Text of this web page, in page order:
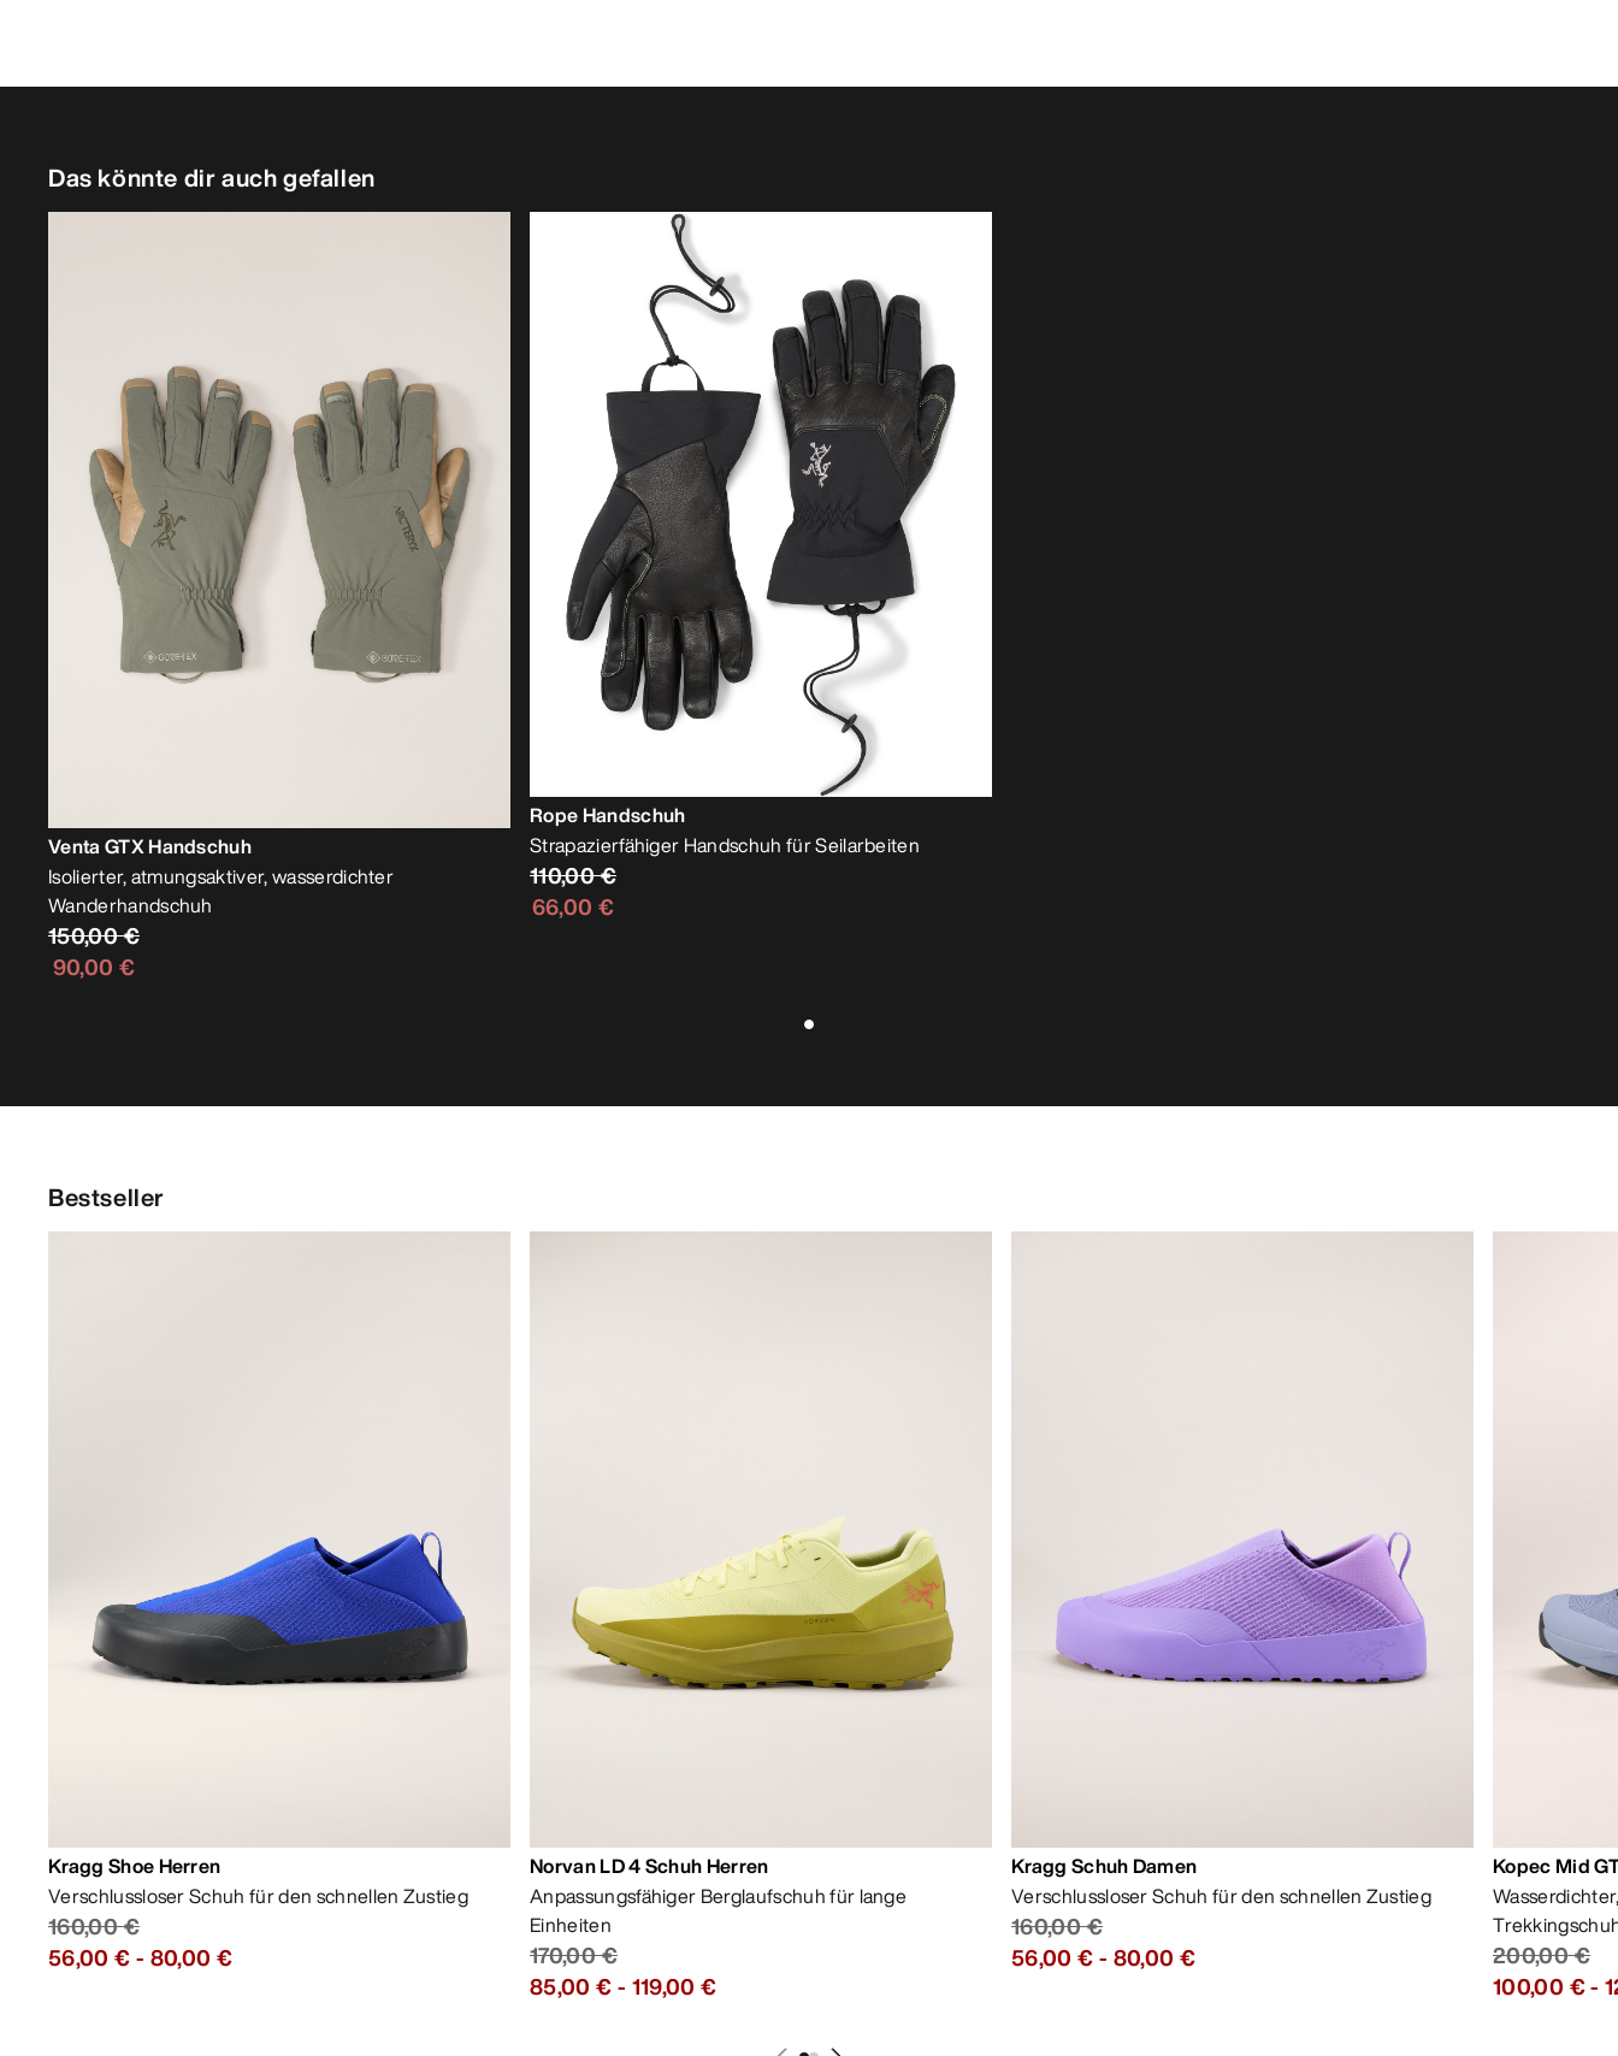
Das könnte dir auch gefallen
Venta GTX Handschuh
Isolierter, atmungsaktiver, wasserdichter
Wanderhandschuh
150,00 €
90,00 €
Rope Handschuh
Strapazierfähiger Handschuh für Seilarbeiten
110,00 €
66,00 €
Bestseller
Kragg Shoe Herren
Verschlussloser Schuh für den schnellen Zustieg
160,00 €
56,00 €- 80,00 €
Norvan LD 4 Schuh Herren
Anpassungsfähiger Berglaufschuh für lange
Einheiten
170,00 €
85,00 €- 119,00 €
Kragg Schuh Damen
Verschlussloser Schuh für den schnellen Zustieg
160,00 €
56,00 €- 80,00 €
Kopec Mid
200,00 €
100,00 €-